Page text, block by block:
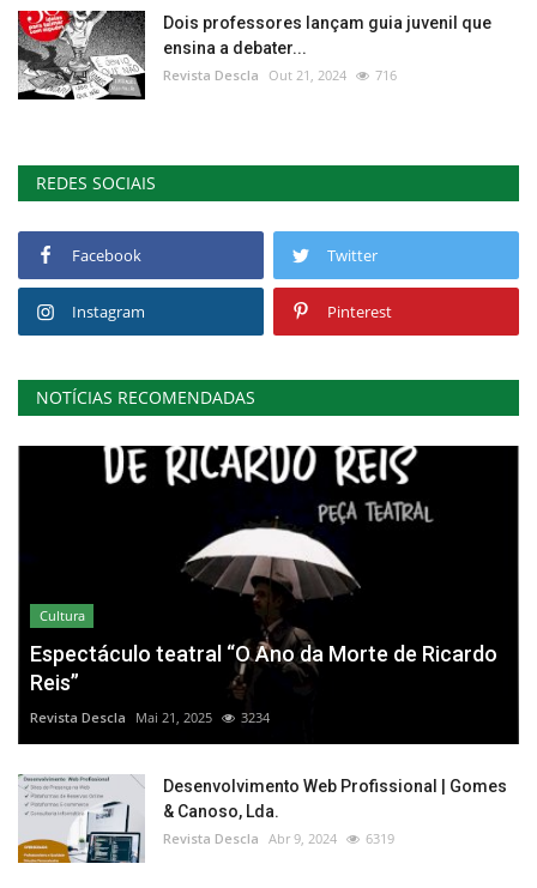
Dois professores lançam guia juvenil que
ensina a debater...
Revista Descla Out 21, 2024 716
REDES SOCIAIS
Facebook Twitter
Instagram Pinterest
NOTÍCIAS RECOMENDADAS
Cultura
Espectáculo teatral “O Ano da Morte de Ricardo
Reis”
Revista Descla Mai 21, 2025 3234
Desenvolvimento Web Profissional | Gomes
& Canoso, Lda.
Revista Descla Abr 9, 2024 6319